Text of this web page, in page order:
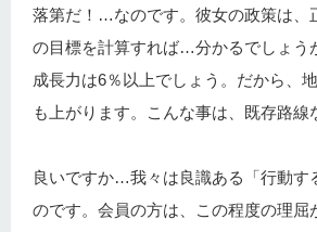
落第だ！…なのです。彼女の政策は、
の目標を計算すれば…分かるでしょ
成長力は6％以上でしょう。だから、
も上がります。こんな事は、既存路線
良いですか…我々は良識ある「行動す
のです。会員の方は、この程度の理屈